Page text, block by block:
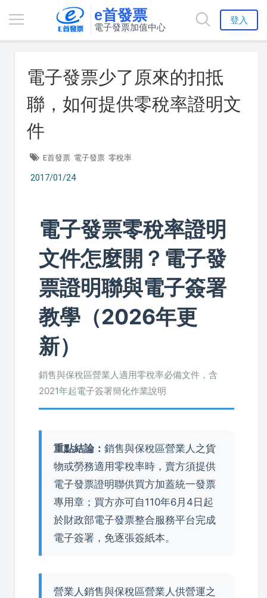
e首發票
電子發票加值中心
登入
電子發票少了原來的扣抵
聯，如何提供零稅率證明文
件
E首發票 電子發票 零稅率
2017/01/24
電子發票零稅率證明
文件怎麼開？電子發
票證明聯與電子簽署
教學（2026年更
新）
銷售與保稅區營業人適用零稅率必備文件，含
2021年起電子簽署簡化作業說明
重點結論： 銷售與保稅區營業人之貨
物或勞務適用零稅率時，賣方須提供
電子發票證明聯供買方加蓋統一發票
專用章；買方亦可自110年6月4日起
於財政部電子發票整合服務平台完成
電子簽署，免逐張簽紙本。
營業人銷售與保稅區營業人供營運之